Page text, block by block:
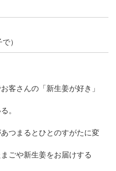
）
客さんの「新生姜が好き」
。
つまるとひとのすがたに変
ごや新生姜をお届けする